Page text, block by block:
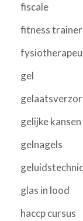
fiscale
fitness trainer
gel
gelijke kansen
gelnagels
glas in lood
haccp cursus